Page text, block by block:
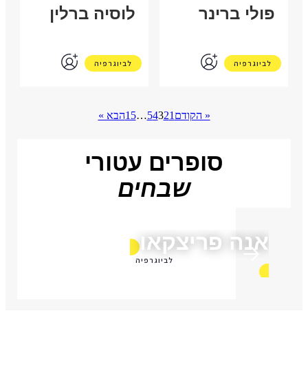
פולי ברינר
לביוגרפיה
לוסיה ברלין
לביוגרפיה
« הקודם 1
2
3
4
5
…
15הבא »
סופרים עטורי
שבחים
ארנון מילוא
לביוגרפיה